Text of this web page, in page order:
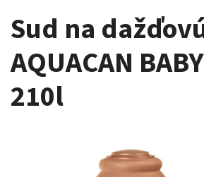
Sud na
AQUACAN
210l